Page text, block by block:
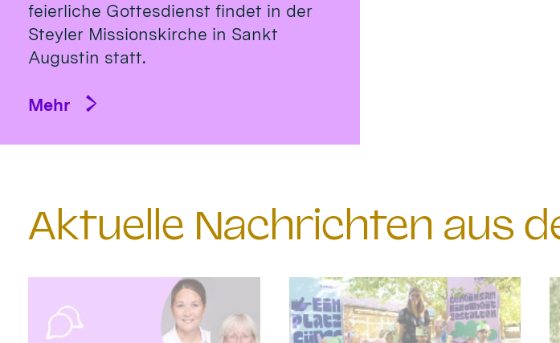
feierliche Gottesdienst findet in der
Steyler Missionskirche in Sankt
Augustin statt.
Mehr
Aktuelle Nachrichten aus